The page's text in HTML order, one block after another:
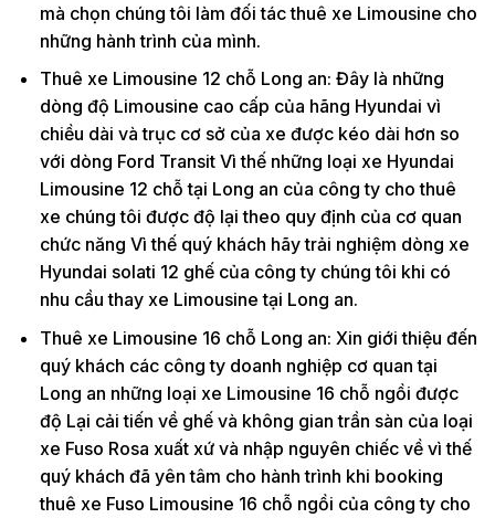
mà chọn chúng tôi làm đối tác thuê xe Limousine cho
những hành trình của mình.
Thuê xe Limousine 12 chỗ Long an: Đây là những
dòng độ Limousine cao cấp của hãng Hyundai vì
chiều dài và trục cơ sở của xe được kéo dài hơn so
với dòng Ford Transit Vì thế những loại xe Hyundai
Limousine 12 chỗ tại Long an của công ty cho thuê
xe chúng tôi được độ lại theo quy định của cơ quan
chức năng Vì thế quý khách hãy trải nghiệm dòng xe
Hyundai solati 12 ghế của công ty chúng tôi khi có
nhu cầu thay xe Limousine tại Long an.
Thuê xe Limousine 16 chỗ Long an: Xin giới thiệu đến
quý khách các công ty doanh nghiệp cơ quan tại
Long an những loại xe Limousine 16 chỗ ngồi được
độ Lại cải tiến về ghế và không gian trần sàn của loại
xe Fuso Rosa xuất xứ và nhập nguyên chiếc về vì thế
quý khách đã yên tâm cho hành trình khi booking
thuê xe Fuso Limousine 16 chỗ ngồi của công ty cho